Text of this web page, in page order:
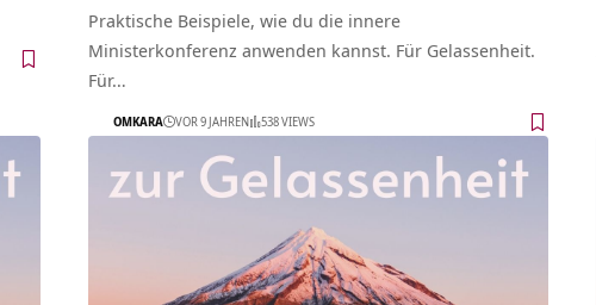
Praktische Beispiele, wie du die innere
Ministerkonferenz anwenden kannst. Für Gelassenheit.
Für…
OMKARA VOR 9 JAHREN 538 VIEWS